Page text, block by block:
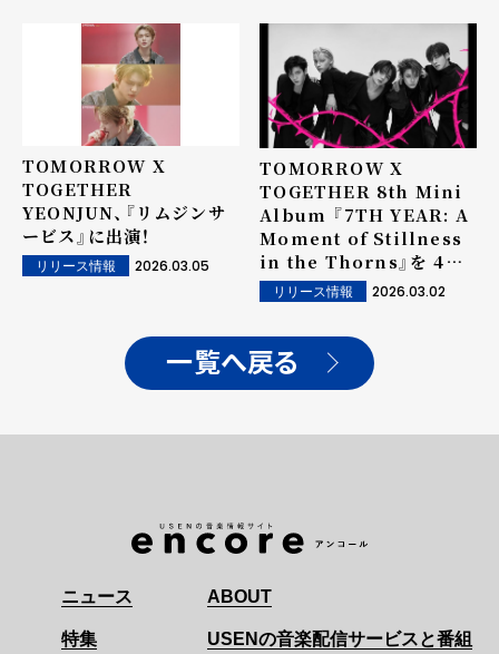
TOMORROW X
TOGETHER
YEONJUN、『リムジンサ
ービス』に出演！
リリース情報 2026.03.05
TOMORROW X
TOGETHER 8th Mini
Album 『7TH YEAR: A
Moment of Stillness
in the Thorns』を 4月
13日にリリース！ メンバー
全員揃っての再契約後、 初
となるアルバムリリース！
「棘」の存在感が印象的な
トレーラー映像も公開！
リリース情報 2026.03.02
一覧へ戻る
ニュース
特集
ABOUT
USENの音楽配信サービスと番組